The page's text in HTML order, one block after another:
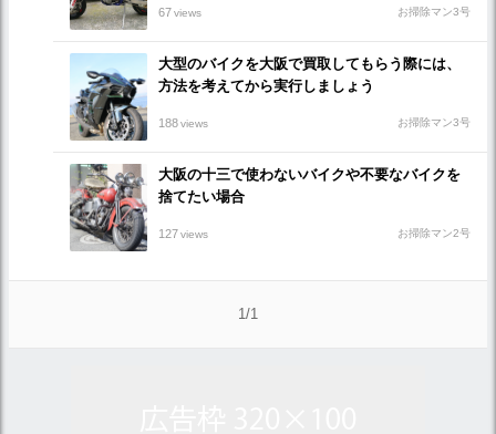
67views お掃除マン3号
大型のバイクを大阪で買取してもらう際には、
方法を考えてから実行しましょう
188views お掃除マン3号
大阪の十三で使わないバイクや不要なバイクを
捨てたい場合
127views お掃除マン2号
1/1